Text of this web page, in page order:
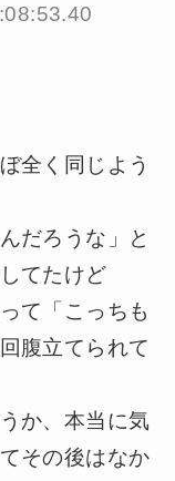
全く同じよう
だろうな」と
てたけど
て「こっちも
腹立てられて
か、本当に気
その後はなか